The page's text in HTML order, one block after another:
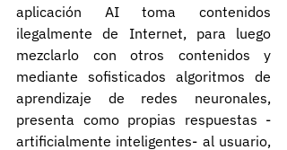
aplicación AI toma contenidos
ilegalmente de Internet, para luego
mezclarlo con otros contenidos y
mediante sofisticados algoritmos de
aprendizaje de redes neuronales,
presenta como propias respuestas -
artificialmente inteligentes- al usuario,